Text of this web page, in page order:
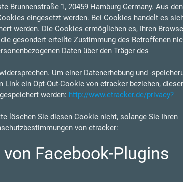
Brunnenstraße 1, 20459 Hamburg Germany. Aus den
eingesetzt werden. Bei Cookies handelt es
werden. Die Cookies ermöglichen es, Ihren
gesondert erteilte Zustimmung des Betroffenen
Daten über den Träger des
Um einer Datenerhebung und -
ein Opt-Out-Cookie von etracker beziehen, dieser
werden: http://www.etracker.de/privacy?
löschen Sie diesen Cookie nicht, solange Sie Ihren
von etracker:
Facebook-Plugins